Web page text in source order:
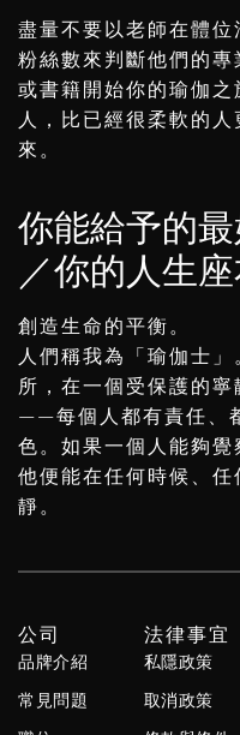
盡量不要以老師在體
粉絲數來判斷他們的
或書籍開始你的瑜伽
人，比已經很柔軟的
來。
你能給予的
／你的人生
創造生命的平衡。
人們稱我為「瑜伽士
所，在一個受保護的
——每個人都有責任、
色。如果一個人能夠覺
他便能在任何時候、
靜。
公司
品牌介紹
常見問題
法律事宜
私隱政策
取消政策